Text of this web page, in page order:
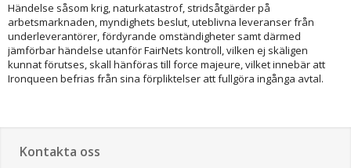
Händelse såsom krig, naturkatastrof, stridsåtgärder på
arbetsmarknaden, myndighets beslut, uteblivna leveranser från
underleverantörer, fördyrande omständigheter samt därmed
jämförbar händelse utanför FairNets kontroll, vilken ej skäligen
kunnat förutses, skall hänföras till force majeure, vilket innebär att
Ironqueen befrias från sina förpliktelser att fullgöra ingånga avtal.
Kontakta oss